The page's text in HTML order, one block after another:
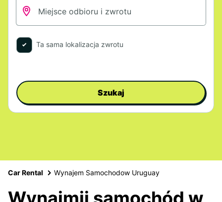
Ta sama lokalizacja zwrotu
Szukaj
Car Rental Wynajem Samochodow Uruguay